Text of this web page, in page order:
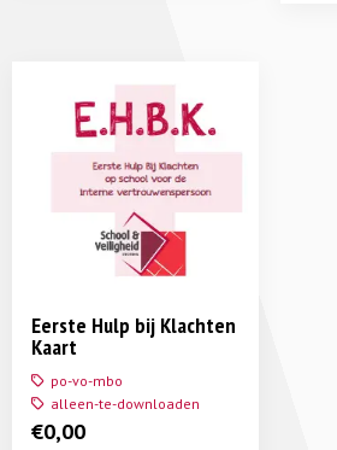
Eerste Hulp bij Klachten
Kaart
po-vo-mbo
alleen-te-downloaden
€0,00